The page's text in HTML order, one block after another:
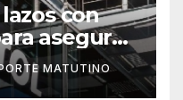
con
asegurar
MATUTINO